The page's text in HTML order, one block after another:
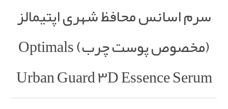
سرم اسانس محافظ شهری اپتیمالز
(مخصوص پوست چرب) Optimals
Urban Guard 3D Essence Serum